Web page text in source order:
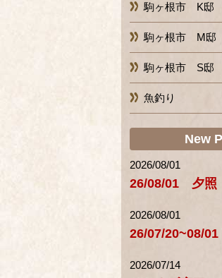
駒ヶ根市 K邸
駒ヶ根市 M邸
駒ヶ根市 S邸
魚釣り
New
2026/08/01
26/08/01 夕照
2026/08/01
26/07/20~08/01
2026/07/14